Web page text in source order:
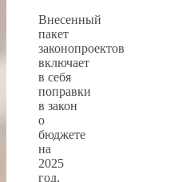
Внесенный
пакет
законопроектов
включает
в себя
поправки
в закон
о
бюджете
на
2025
год,